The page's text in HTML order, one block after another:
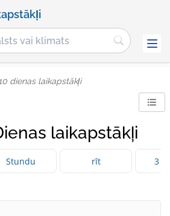
10 dienas laikapstākļi
laikapstākļi
Stundu rīt 3